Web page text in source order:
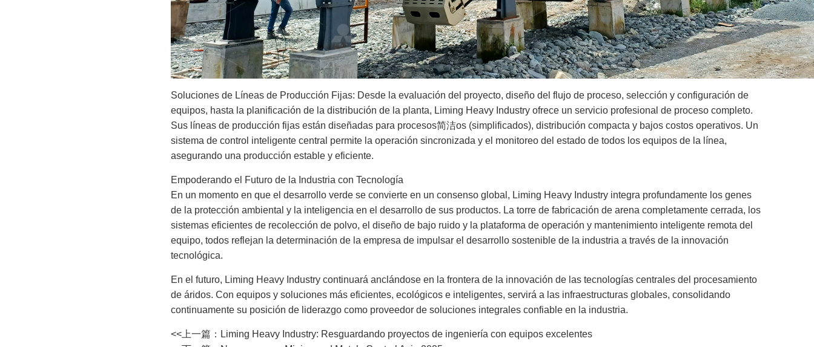
Soluciones de Líneas de Producción Fijas: Desde la evaluación del proyecto, diseño del flujo de proceso, selección y configuración de
equipos, hasta la planificación de la distribución de la planta, Liming Heavy Industry ofrece un servicio profesional de proceso completo.
Sus líneas de producción fijas están diseñadas para procesos简洁os (simplificados), distribución compacta y bajos costos operativos. Un
sistema de control inteligente central permite la operación sincronizada y el monitoreo del estado de todos los equipos de la línea,
asegurando una producción estable y eficiente.
Empoderando el Futuro de la Industria con Tecnología
En un momento en que el desarrollo verde se convierte en un consenso global, Liming Heavy Industry integra profundamente los genes
de la protección ambiental y la inteligencia en el desarrollo de sus productos. La torre de fabricación de arena completamente cerrada, los
sistemas eficientes de recolección de polvo, el diseño de bajo ruido y la plataforma de operación y mantenimiento inteligente remota del
equipo, todos reflejan la determinación de la empresa de impulsar el desarrollo sostenible de la industria a través de la innovación
tecnológica.
En el futuro, Liming Heavy Industry continuará anclándose en la frontera de la innovación de las tecnologías centrales del procesamiento
de áridos. Con equipos y soluciones más eficientes, ecológicos e inteligentes, servirá a las infraestructuras globales, consolidando
continuamente su posición de liderazgo como proveedor de soluciones integrales confiable en la industria.
<<上一篇： Liming Heavy Industry: Resguardando proyectos de ingeniería con equipos excelentes